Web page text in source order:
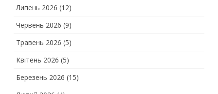
Липень 2026 (12)
Червень 2026 (9)
Травень 2026 (5)
Квітень 2026 (5)
Березень 2026 (15)